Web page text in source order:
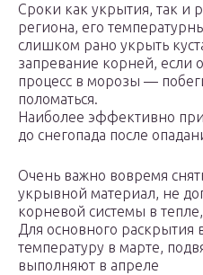
Сроки как укрытия, так и
региона, его
слишком рано укрыть
запревание корней, если
процесс в морозы —
поломаться.
Наиболее эффективно
до снегопада после
Очень важно вовремя
укрывной материал, не
корневой системы в
Для основного
температуру в марте,
выполняют в апреле